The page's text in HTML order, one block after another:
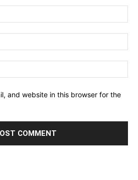
and website in this browser for the